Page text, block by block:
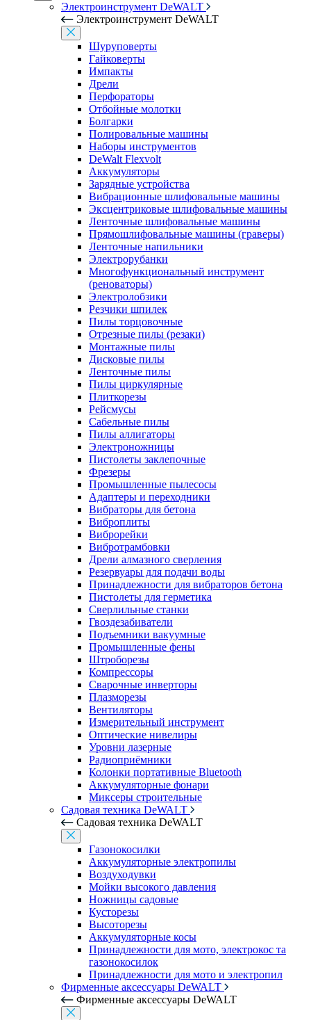
Электроинструмент DeWALT
Электроинструмент DeWALT
Шуруповерты
Гайковерты
Импакты
Дрели
Перфораторы
Отбойные молотки
Болгарки
Полировальные машины
Наборы инструментов
DeWalt Flexvolt
Аккумуляторы
Зарядные устройства
Вибрационные шлифовальные машины
Эксцентриковые шлифовальные машины
Ленточные шлифовальные машины
Прямошлифовальные машины (граверы)
Ленточные напильники
Электрорубанки
Многофункциональный инструмент
(реноваторы)
Электролобзики
Резчики шпилек
Пилы торцовочные
Отрезные пилы (резаки)
Монтажные пилы
Дисковые пилы
Ленточные пилы
Пилы циркулярные
Плиткорезы
Рейсмусы
Сабельные пилы
Пилы аллигаторы
Электроножницы
Пистолеты заклепочные
Фрезеры
Промышленные пылесосы
Адаптеры и переходники
Вибраторы для бетона
Виброплиты
Виброрейки
Вибротрамбовки
Дрели алмазного сверления
Резервуары для подачи воды
Принадлежности для вибраторов бетона
Пистолеты для герметика
Сверлильные станки
Гвоздезабиватели
Подъемники вакуумные
Промышленные фены
Штроборезы
Компрессоры
Сварочные инверторы
Плазморезы
Вентиляторы
Измерительный инструмент
Оптические нивелиры
Уровни лазерные
Радиоприёмники
Колонки портативные Bluetooth
Аккумуляторные фонари
Миксеры строительные
Садовая техника DeWALT
Садовая техника DeWALT
Газонокосилки
Аккумуляторные электропилы
Воздуходувки
Мойки высокого давления
Ножницы садовые
Кусторезы
Высоторезы
Аккумуляторные косы
Принадлежности для мото, электрокос та
газонокосилок
Принадлежности для мото и электропил
Фирменные аксессуары DeWALT
Фирменные аксессуары DeWALT